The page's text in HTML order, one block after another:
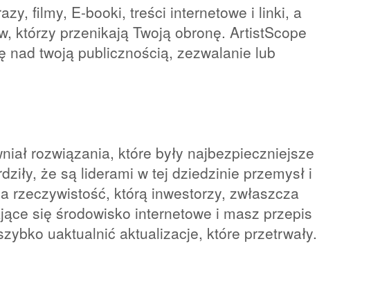
filmy, E-booki, treści internetowe i linki, a
którzy przenikają Twoją obronę. ArtistScope
nad twoją publicznością, zezwalanie lub
rozwiązania, które były najbezpieczniejsze
że są liderami w tej dziedzinie przemysł i
którą inwestorzy, zwłaszcza
się środowisko internetowe i masz przepis
uaktualnić aktualizacje, które przetrwały.